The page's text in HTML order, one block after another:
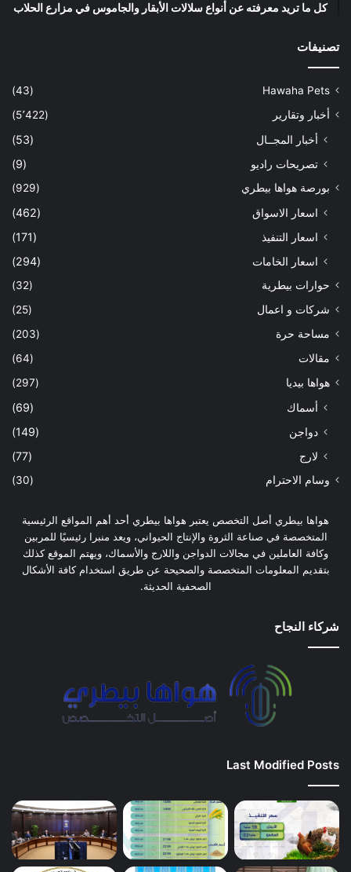
كل ما تريد معرفته عن أنواع سلالات الأبقار والجاموس في مزارع الحلاب
تصنيفات
Hawaha Pets
(43)
أخبار وتقارير
(5٬422)
أخبار المجــال
(53)
تصريحات راديو
(9)
بورصة هواها بيطري (929)
اسعار الاسواق
(462)
اسعار التنفيذ
(171)
اسعار الخامات
(294)
حوارات بيطرية
(32)
شركات و اعمال
(25)
مساحة حرة
(203)
مقالات
(64)
هواها بيديا
(297)
أسماك
(69)
دواجن
(149)
لارج
(77)
وسام الاحترام (30)
هواها بيطري أصل التخصص يعتبر هواها بيطري أحد أهم المواقع الرئيسية
المتخصصة في صناعة الثروة والإنتاج الحيواني، ويعد منبرا رئيسيًا للمربين
وكافة العاملين في مجالات الدواجن واللارج والأسماك، ويهتم الموقع كذلك
بتقديم المعلومات المتخصصة والصحيحة عن طريق استخدام كافة الأشكال
الصحفية الحديثة.
شركاء النجاح
Last Modified Posts